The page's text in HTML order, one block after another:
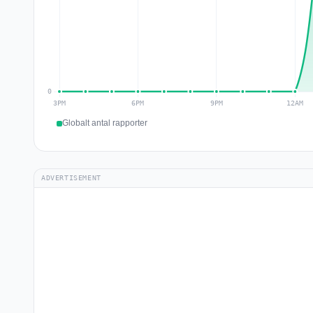
Globalt antal rapporter
ADVERTISEMENT